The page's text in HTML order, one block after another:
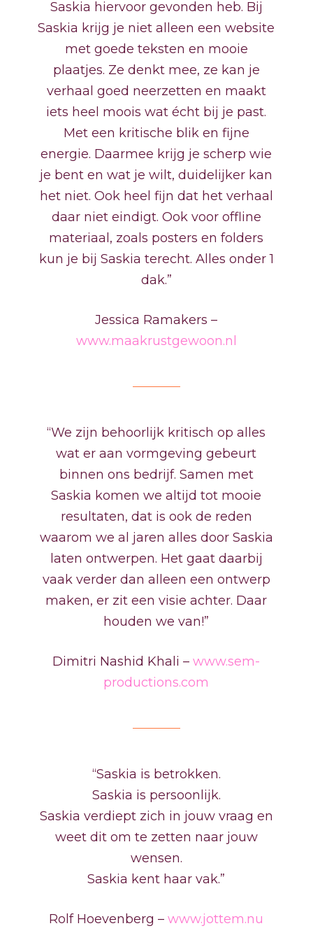
Saskia hiervoor gevonden heb. Bij
Saskia krijg je niet alleen een website
met goede teksten en mooie
plaatjes. Ze denkt mee, ze kan je
verhaal goed neerzetten en maakt
iets heel moois wat écht bij je past.
Met een kritische blik en fijne
energie. Daarmee krijg je scherp wie
je bent en wat je wilt, duidelijker kan
het niet. Ook heel fijn dat het verhaal
daar niet eindigt. Ook voor offline
materiaal, zoals posters en folders
kun je bij Saskia terecht. Alles onder 1
dak.”
Jessica Ramakers –
www.maakrustgewoon.nl
“We zijn behoorlijk kritisch op alles
wat er aan vormgeving gebeurt
binnen ons bedrijf. Samen met
Saskia komen we altijd tot mooie
resultaten, dat is ook de reden
waarom we al jaren alles door Saskia
laten ontwerpen. Het gaat daarbij
vaak verder dan alleen een ontwerp
maken, er zit een visie achter. Daar
houden we van!”
Dimitri Nashid Khali –www.sem-
productions.com
“Saskia is betrokken.
Saskia is persoonlijk.
Saskia verdiept zich in jouw vraag en
weet dit om te zetten naar jouw
wensen.
Saskia kent haar vak.”
Rolf Hoevenberg –www.jottem.nu